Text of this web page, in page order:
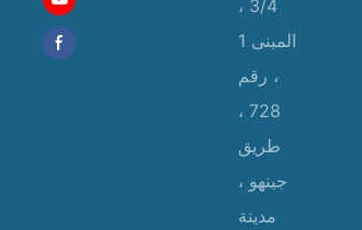
3/4 ،
المبنى 1
، رقم
728 ،
طريق
جينهو ،
مدينة